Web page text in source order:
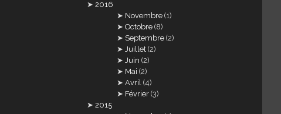
2016
Novembre (1)
Octobre (8)
Septembre (2)
Juillet (2)
Juin (2)
Mai (2)
Avril (4)
Février (3)
2015